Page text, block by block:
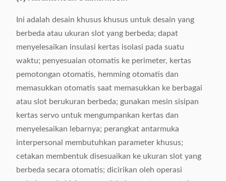
Ini adalah desain khusus khusus untuk desain yang
berbeda atau ukuran slot yang berbeda; dapat
menyelesaikan insulasi kertas isolasi pada suatu
waktu; penyesuaian otomatis ke perimeter, kertas
pemotongan otomatis, hemming otomatis dan
memasukkan otomatis saat memasukkan ke berbagai
atau slot berukuran berbeda; gunakan mesin sisipan
kertas servo untuk mengumpankan kertas dan
menyelesaikan lebarnya; perangkat antarmuka
interpersonal membutuhkan parameter khusus;
cetakan membentuk disesuaikan ke ukuran slot yang
berbeda secara otomatis; dicirikan oleh operasi